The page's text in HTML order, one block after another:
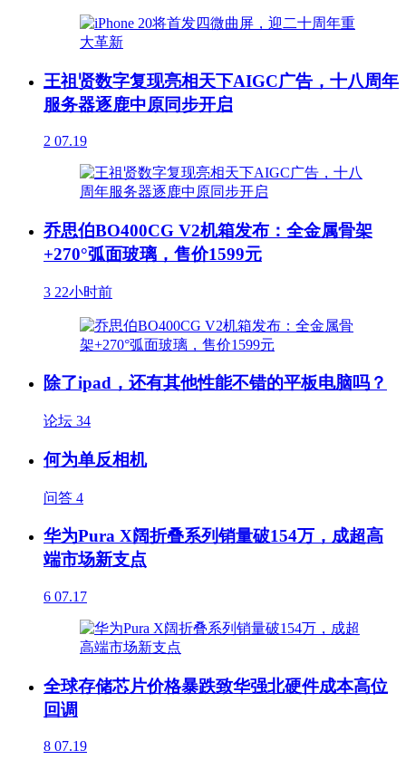
王祖贤数字复现亮相天下AIGC广告，十八周年
服务器逐鹿中原同步开启
2 07.19
乔思伯BO400CG V2机箱发布：全金属骨架
+270°弧面玻璃，售价1599元
3 22小时前
除了ipad，还有其他性能不错的平板电脑吗？
论坛 34
何为单反相机
问答 4
华为Pura X阔折叠系列销量破154万，成超高
端市场新支点
6 07.17
全球存储芯片价格暴跌致华强北硬件成本高位
回调
8 07.19